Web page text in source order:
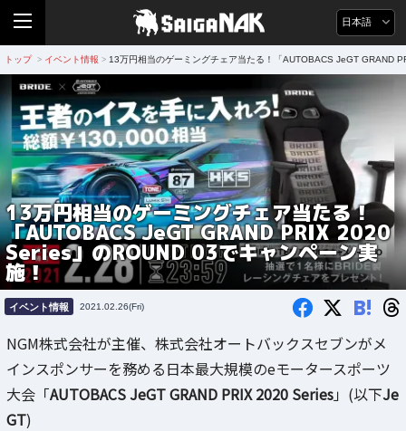
日本語
トップ > イベント情報 > 13万円相当のゲーミングチェア当たる！「AUTOBACS JeGT GRAND
13万円相当のゲーミングチェア当たる！
「AUTOBACS JeGT GRAND PRIX 2020
Series」のROUND 03でキャンペーン実
施！
イベント情報 2021.02.26(Fri) B!
NGM株式会社が主催、株式会社オートバックスセブンがメ
インスポンサーを務める日本最大規模のeモータースポーツ
大会「AUTOBACS JeGT GRAND PRIX 2020 Series」(以下Je
GT)